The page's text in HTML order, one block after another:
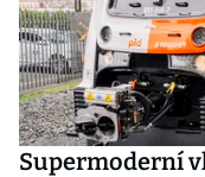
Supermoderní